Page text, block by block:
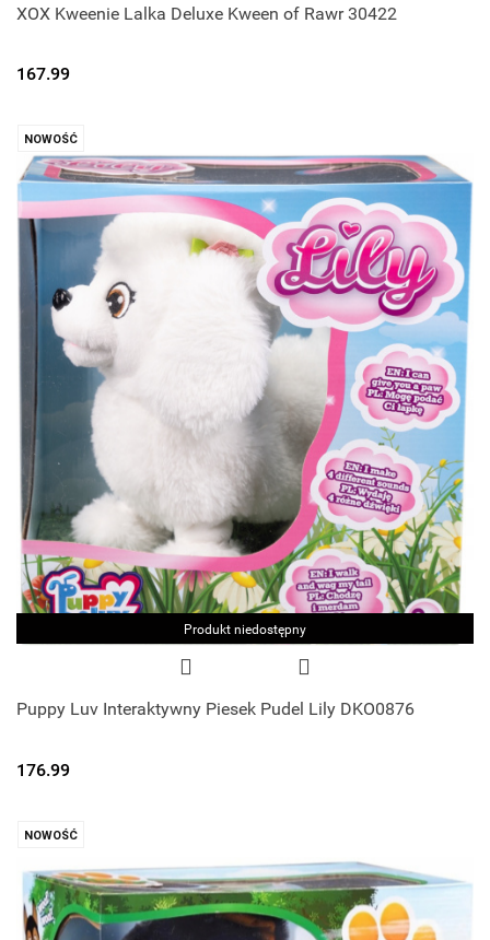
XOX Kweenie Lalka Deluxe Kween of Rawr 30422
167.99
NOWOŚĆ
Produkt niedostępny
Puppy Luv Interaktywny Piesek Pudel Lily DKO0876
176.99
NOWOŚĆ